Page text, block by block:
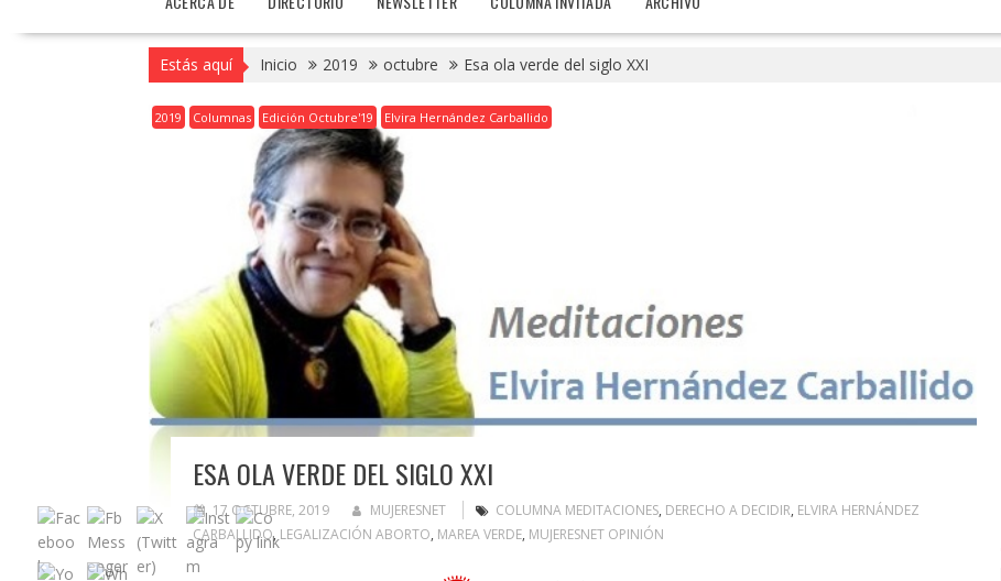
Estás aquí Inicio 2019 octubre Esa ola verde del siglo XXI
2019 Columnas Edición Octubre'19 Elvira Hernández Carballido
ESA OLA VERDE DEL SIGLO XXI
17 OCTUBRE, 2019 MUJERESNET COLUMNA MEDITACIONES, DERECHO A DECIDIR, ELVIRA HERNÁNDEZ
CARBALLIDO, LEGALIZACIÓN ABORTO, MAREA VERDE, MUJERESNET OPINIÓN